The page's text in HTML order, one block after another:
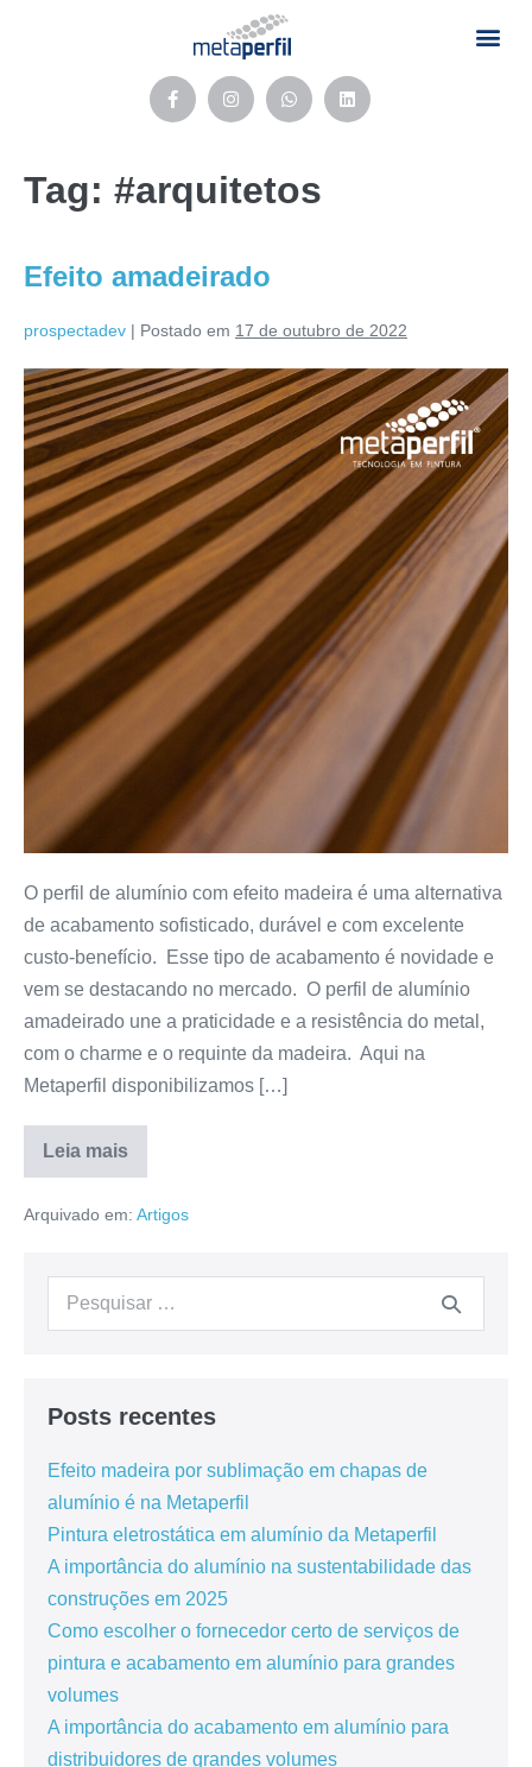
Tag: #arquitetos
Efeito amadeirado
prospectadev | Postado em 17 de outubro de 2022
O perfil de alumínio com efeito madeira é uma alternativa
de acabamento sofisticado, durável e com excelente
custo-benefício. Esse tipo de acabamento é novidade e
vem se destacando no mercado. O perfil de alumínio
amadeirado une a praticidade e a resistência do metal,
com o charme e o requinte da madeira. Aqui na
Metaperfil disponibilizamos […]
Leia mais
Arquivado em: Artigos
Posts recentes
Efeito madeira por sublimação em chapas de
alumínio é na Metaperfil
Pintura eletrostática em alumínio da Metaperfil
A importância do alumínio na sustentabilidade das
construções em 2025
Como escolher o fornecedor certo de serviços de
pintura e acabamento em alumínio para grandes
volumes
A importância do acabamento em alumínio para
distribuidores de grandes volumes